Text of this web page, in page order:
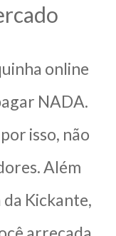
online
NADA.
isso, não
Além
Kickante,